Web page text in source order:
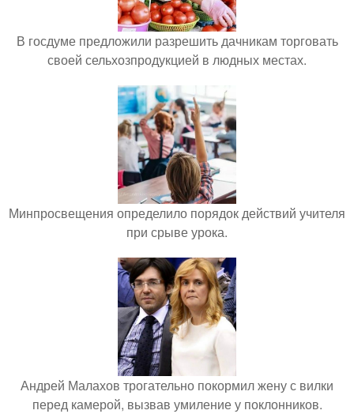
В госдуме предложили разрешить дачникам торговать
своей сельхозпродукцией в людных местах.
Минпросвещения определило порядок действий учителя
при срыве урока.
Андрей Малахов трогательно покормил жену с вилки
перед камерой, вызвав умиление у поклонников.